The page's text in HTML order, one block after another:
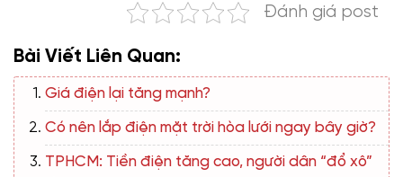
Đánh giá post
Bài Viết Liên Quan:
Giá điện lại tăng mạnh?
Có nên lắp điện mặt trời hòa lưới ngay bây giờ?
TPHCM: Tiền điện tăng cao, người dân “đổ xô”